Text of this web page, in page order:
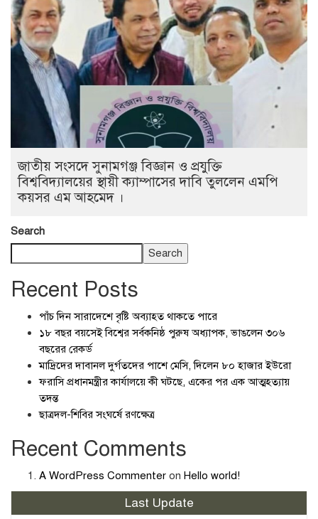
জাতীয় সংসদে সুনামগঞ্জ বিজ্ঞান ও প্রযুক্তি
বিশ্ববিদ্যালয়ের স্থায়ী ক্যাম্পাসের দাবি তুললেন এমপি
কয়সর এম আহমেদ ।
Search
Search
Recent Posts
পাঁচ দিন সারাদেশে বৃষ্টি অব্যাহত থাকতে পারে
১৮ বছর বয়সেই বিশ্বের সর্বকনিষ্ঠ পুরুষ অধ্যাপক, ভাঙলেন ৩০৬
বছরের রেকর্ড
মাদ্রিদের দাবানল দুর্গতদের পাশে মেসি, দিলেন ৮০ হাজার ইউরো
ফরাসি প্রধানমন্ত্রীর কার্যালয়ে কী ঘটছে, একের পর এক আত্মহত্যায়
তদন্ত
ছাত্রদল-শিবির সংঘর্ষে রণক্ষেত্র
Recent Comments
A WordPress Commenter on Hello world!
Last Update